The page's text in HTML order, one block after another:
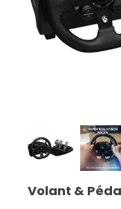
Volant &